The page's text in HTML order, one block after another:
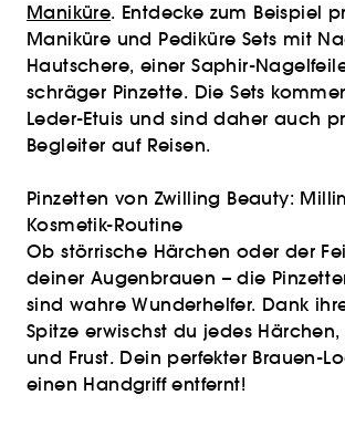
Maniküre. Entdecke zum Beispiel
Maniküre und Pediküre Sets mit
Hautschere, einer Saphir-
schräger Pinzette. Die Sets
Leder-Etuis und sind daher auch
Begleiter auf Reisen.
Pinzetten von Zwilling Beauty:
Kosmetik-Routine
Ob störrische Härchen oder der
deiner Augenbrauen – die
sind wahre Wunderhelfer. Dank
Spitze erwischst du jedes
und Frust. Dein perfekter Brauen-
einen Handgriff entfernt!